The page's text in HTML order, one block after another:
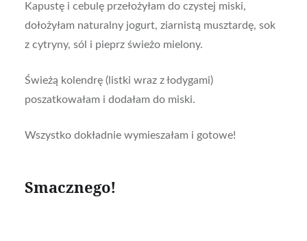
Kapustę i cebulę przełożyłam do czystej miski,
dołożyłam naturalny jogurt, ziarnistą musztardę, sok
z cytryny, sól i pieprz świeżo mielony.
Świeżą kolendrę (listki wraz z łodygami)
poszatkowałam i dodałam do miski.
Wszystko dokładnie wymieszałam i gotowe!
Smacznego!